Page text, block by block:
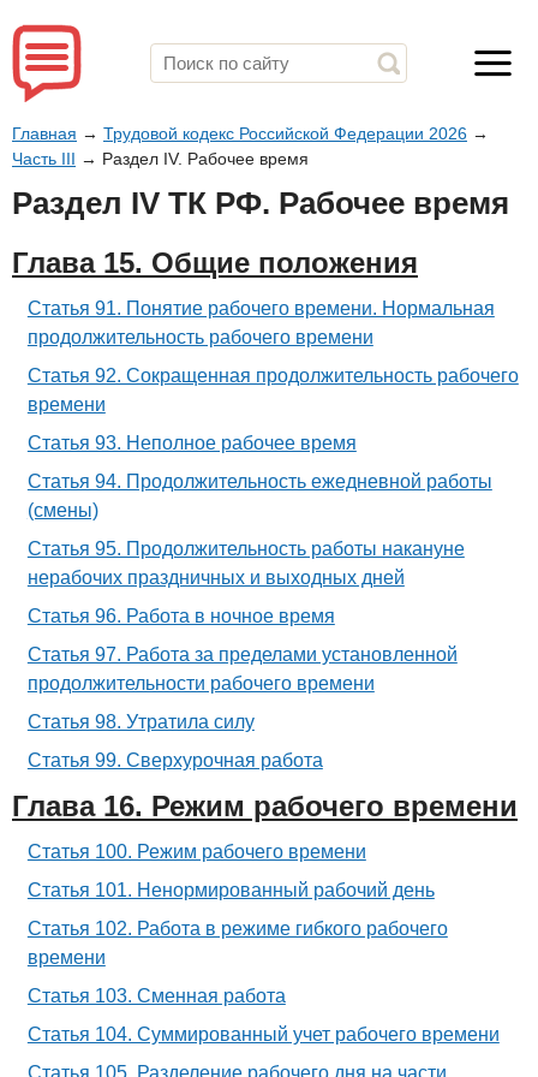
Главная → Трудовой кодекс Российской Федерации 2026 →
Часть III → Раздел IV. Рабочее время
Раздел IV ТК РФ. Рабочее время
Глава 15. Общие положения
Статья 91. Понятие рабочего времени. Нормальная
продолжительность рабочего времени
Статья 92. Сокращенная продолжительность рабочего
времени
Статья 93. Неполное рабочее время
Статья 94. Продолжительность ежедневной работы
(смены)
Статья 95. Продолжительность работы накануне
нерабочих праздничных и выходных дней
Статья 96. Работа в ночное время
Статья 97. Работа за пределами установленной
продолжительности рабочего времени
Статья 98. Утратила силу
Статья 99. Сверхурочная работа
Глава 16. Режим рабочего времени
Статья 100. Режим рабочего времени
Статья 101. Ненормированный рабочий день
Статья 102. Работа в режиме гибкого рабочего
времени
Статья 103. Сменная работа
Статья 104. Суммированный учет рабочего времени